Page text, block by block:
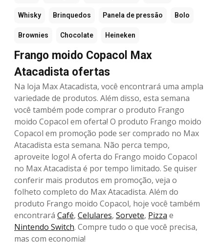
Whisky Brinquedos Panela de pressão Bolo
Brownies Chocolate Heineken
Frango moido Copacol Max
Atacadista ofertas
Na loja Max Atacadista, você encontrará uma ampla
variedade de produtos. Além disso, esta semana
você também pode comprar o produto Frango
moido Copacol em oferta! O produto Frango moido
Copacol em promoção pode ser comprado no Max
Atacadista esta semana. Não perca tempo,
aproveite logo! A oferta do Frango moido Copacol
no Max Atacadista é por tempo limitado. Se quiser
conferir mais produtos em promoção, veja o
folheto completo do Max Atacadista. Além do
produto Frango moido Copacol, hoje você também
encontrará Café, Celulares, Sorvete, Pizza e
Nintendo Switch. Compre tudo o que você precisa,
mas com economia!